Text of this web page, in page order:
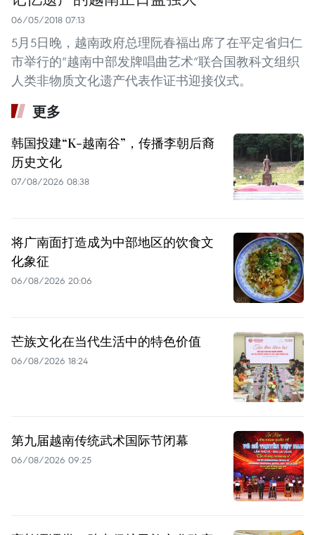
06/05/2018 07:13
5月5日晚，越南政府总理阮春福出席了在平定省归仁
市举行的“越南中部发牌唱曲艺术”联合国教科文组织
人类非物质文化遗产代表作证书迎接仪式。
更多
韩国投建“K-越南谷”，传播李朝后裔
历史文化
07/08/2026 08:38
将广南面打造成为中部地区的饮食文
化象征
06/08/2026 20:06
芒族文化在当代生活中的特色价值
06/08/2026 18:24
第九届越南传统武术国际节闭幕
06/08/2026 09:25